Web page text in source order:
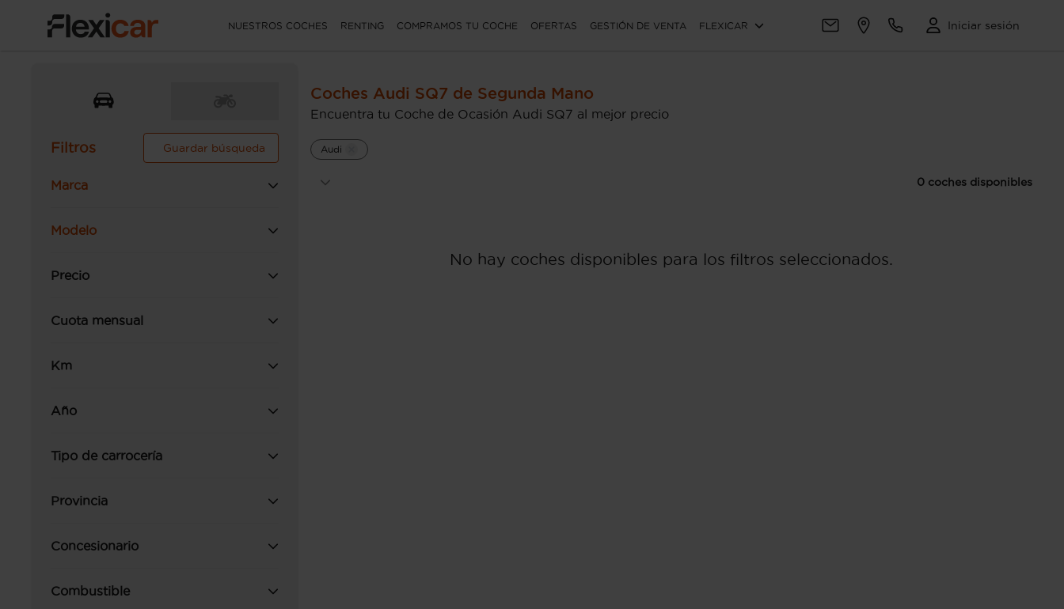
NUESTROS COCHES RENTING COMPRAMOS TU COCHE OFERTAS GESTIÓN DE VENTA FLEXICAR Iniciar sesión
Filtros Guardar búsqueda
Marca
Modelo
Precio
Cuota mensual
Km
Año
Tipo de carrocería
Provincia
Concesionario
Combustible
Coches Audi SQ7 de Segunda Mano
Encuentra tu Coche de Ocasión Audi SQ7 al mejor precio
Audi
0 coches disponibles
No hay coches disponibles para los filtros seleccionados.